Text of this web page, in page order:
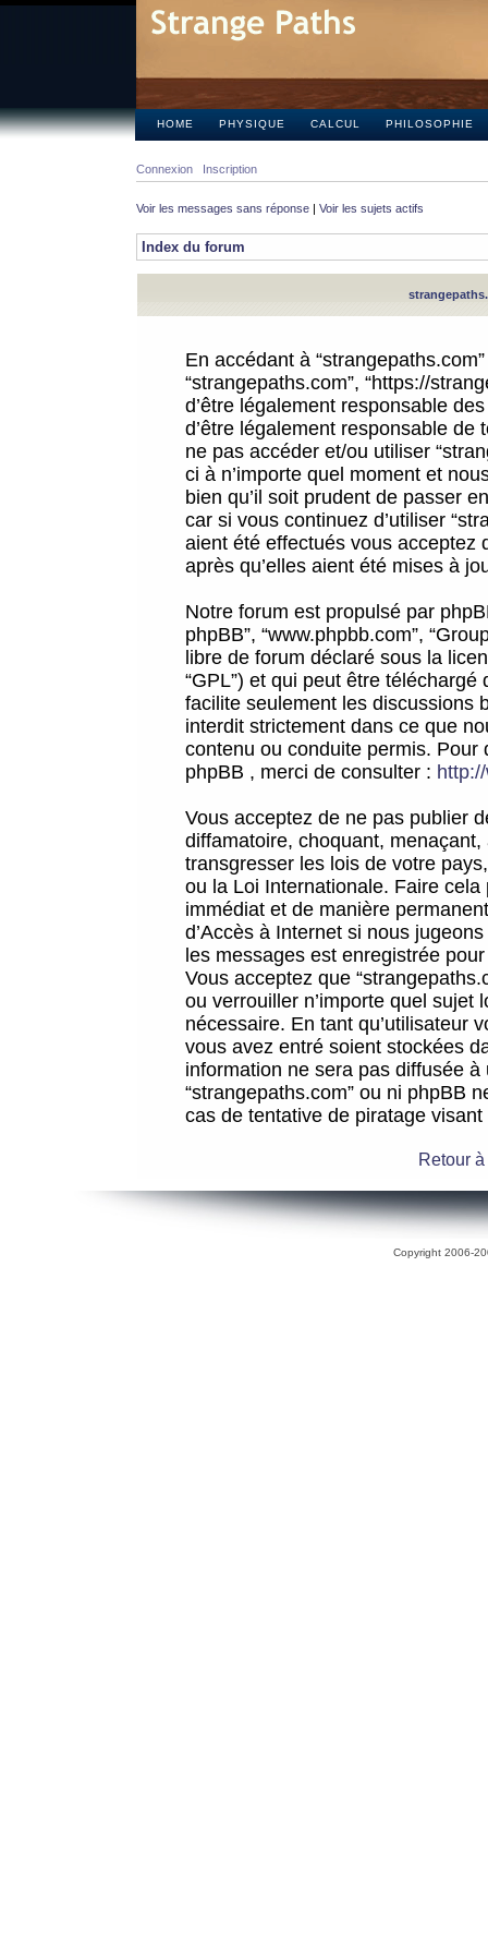
HOME PHYSIQUE CALCUL PHILOSOPHIE
Connexion Inscription
Voir les messages sans réponse | Voir les sujets actifs
Index du forum
En accédant à
“strangepaths.com”, “https://
d’être légalement responsable
d’être légalement responsable
ne pas accéder et/ou utiliser
ci à n’importe quel moment et
bien qu’il soit prudent de passer
car si vous continuez d’utiliser
aient été effectués vous acceptez
après qu’elles aient été mises à
Notre forum est propulsé par
phpBB”, “www.phpbb.com”,
libre de forum déclaré sous la
“GPL”) et qui peut être téléchargé
facilite seulement les discussions
interdit strictement dans ce que
contenu ou conduite permis.
phpBB , merci de consulter :
Vous acceptez de ne pas publier
diffamatoire, choquant,
transgresser les lois de votre
ou la Loi Internationale. Faire
immédiat et de manière
d’Accès à Internet si nous
les messages est enregistrée
Vous acceptez que
ou verrouiller n’importe quel sujet
nécessaire. En tant qu’utilisateur
vous avez entré soient stockées
information ne sera pas diffusée
“strangepaths.com” ou ni phpBB
cas de tentative de piratage
Retour
Copyright 2006-